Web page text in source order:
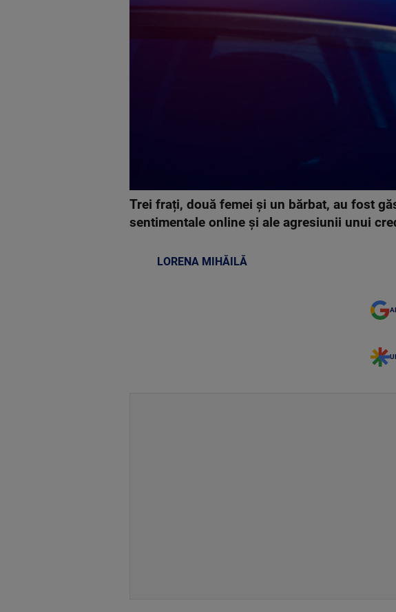
Trei frați, două femei și un bărbat, au fost
sentimentale online și ale agresiunii unui
LORENA MIHĂILĂ